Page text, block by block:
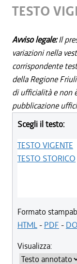
TESTO
Avviso legale:Il
variazioni nella
corrispondente
della Regione
di ufficialità e non
pubblicazione
Scegli il testo:
TESTO VIGENTE
TESTO STORICO
Formato
HTML- PDF -
Visualizza: